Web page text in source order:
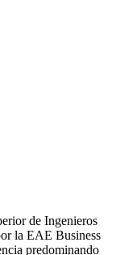
de Ingenieros
la EAE Business
predominando